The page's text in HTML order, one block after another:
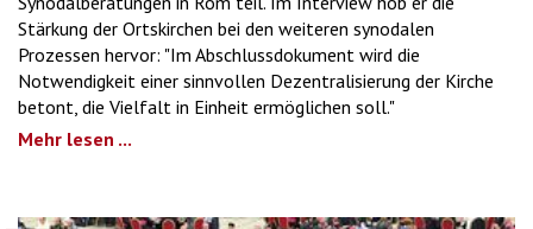
Stärkung der Ortskirchen bei den weiteren synodalen
Prozessen hervor: "Im Abschlussdokument wird die
Notwendigkeit einer sinnvollen Dezentralisierung der Kirche
betont, die Vielfalt in Einheit ermöglichen soll."
Mehr lesen ...